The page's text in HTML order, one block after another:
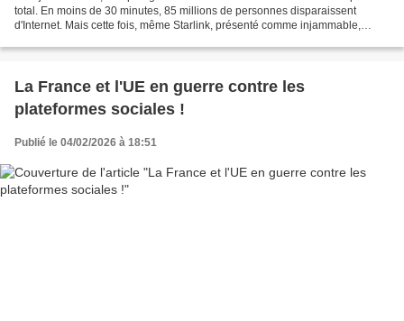
total. En moins de 30 minutes, 85 millions de personnes disparaissent
d'Internet. Mais cette fois, même Starlink, présenté comme injammable,
La France et l'UE en guerre contre les
plateformes sociales !
Publié le 04/02/2026 à 18:51